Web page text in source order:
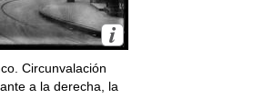
Circunvalación
a la derecha, la